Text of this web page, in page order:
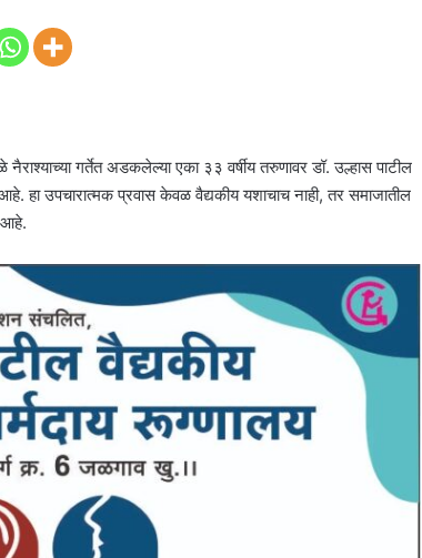
गर्तेत अडकलेल्या एका ३३ वर्षीय तरुणावर डॉ. उल्हास पाटील
हा उपचारात्मक प्रवास केवळ वैद्यकीय यशाचाच नाही, तर समाजातील
आहे.